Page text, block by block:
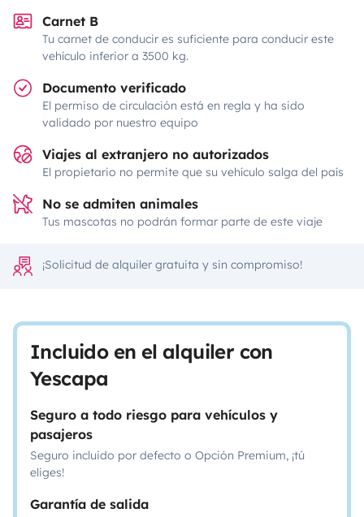
Carnet B
Tu carnet de conducir es suficiente para conducir este
vehículo inferior a 3500 kg.
Documento verificado
El permiso de circulación está en regla y ha sido
validado por nuestro equipo
Viajes al extranjero no autorizados
El propietario no permite que su vehículo salga del país
No se admiten animales
Tus mascotas no podrán formar parte de este viaje
¡Solicitud de alquiler gratuita y sin compromiso!
Incluido en el alquiler con
Yescapa
Seguro a todo riesgo para vehículos y
pasajeros
Seguro incluido por defecto o Opción Premium, ¡tú
eliges!
Garantía de salida